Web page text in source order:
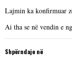
Lajmin ka konfirmuar
Ai tha se në vendin e
Shpërndaje në